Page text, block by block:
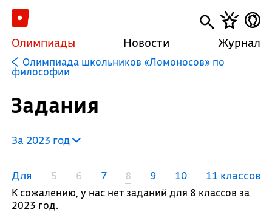
Олимпиады Новости Журнал
Олимпиада школьников «Ломоносов» по
философии
Задания
За 2023 год
Для 5 6 7 8 9 10 11 классов
К сожалению, у нас нет заданий для 8 классов за
2023 год.